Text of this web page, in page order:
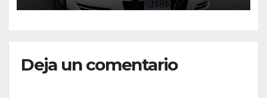
Deja un comentario